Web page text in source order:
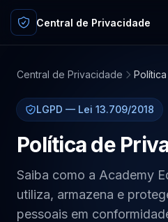
Central de Privacidade
Central de Privacidade
LGPD — Lei 13.709/2018
Política de
Saiba como a Academy
utiliza, armazena e
pessoais em